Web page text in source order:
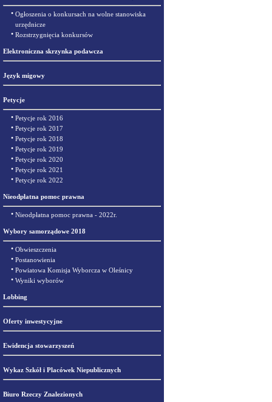
• Ogłoszenia o konkursach na wolne stanowiska
urzędnicze
• Rozstrzygnięcia konkursów
Elektroniczna skrzynka podawcza
Język migowy
Petycje
• Petycje rok 2016
• Petycje rok 2017
• Petycje rok 2018
• Petycje rok 2019
• Petycje rok 2020
• Petycje rok 2021
• Petycje rok 2022
Nieodpłatna pomoc prawna
• Nieodpłatna pomoc prawna - 2022r.
Wybory samorządowe 2018
• Obwieszczenia
• Postanowienia
• Powiatowa Komisja Wyborcza w Oleśnicy
• Wyniki wyborów
Lobbing
Oferty inwestycyjne
Ewidencja stowarzyszeń
Wykaz Szkół i Placówek Niepublicznych
Biuro Rzeczy Znalezionych